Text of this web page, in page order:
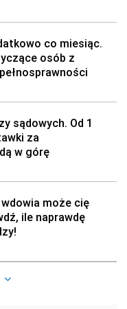
co miesiąc.
osób z
sądowych. Od 1
za
w górę
wdowia może cię
ile naprawdę